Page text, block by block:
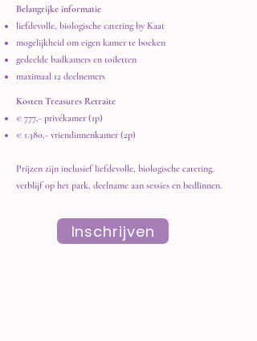
Belangrijke informatie
liefdevolle, biologische catering by Kaat
mogelijkheid om eigen kamer te boeken
gedeelde badkamers en toiletten
maximaal 12 deelnemers
Kosten Treasures Retraite
€ 777,- privékamer (1p)
€ 1.380,- vriendinnenkamer (2p)
Prijzen zijn inclusief liefdevolle, biologische catering,
verblijf op het park, deelname aan sessies en bedlinnen.
Inschrijven